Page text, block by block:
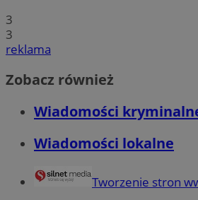
3
3
reklama
Zobacz również
Wiadomości
Wiadomości lokalne
Tworzenie stron